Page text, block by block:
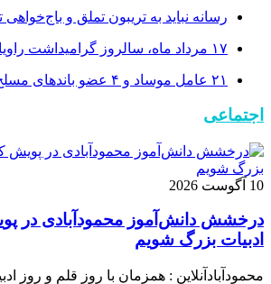
رسانه نباید به تریبون تملق و باج‌خواهی
۱۷ مرداد ماه، سالروز گرامیداشت راویان حقیقت گرامی باد
۲۱ عامل موساد و ۴ عضو باند‌های مسلح بازداشت شدند
اجتماعی
10 آگوست 2026
درخشش دانش‌آموز محمودآبادی در
ادبیات بزرگ شویم
محمودآبادآنلاین : همزمان با روز قلم و روز